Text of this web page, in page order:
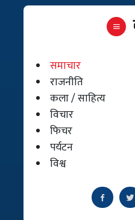
समाचार
राजनीति
कला / साहित्य
विचार
फिचर
पर्यटन
विश्व